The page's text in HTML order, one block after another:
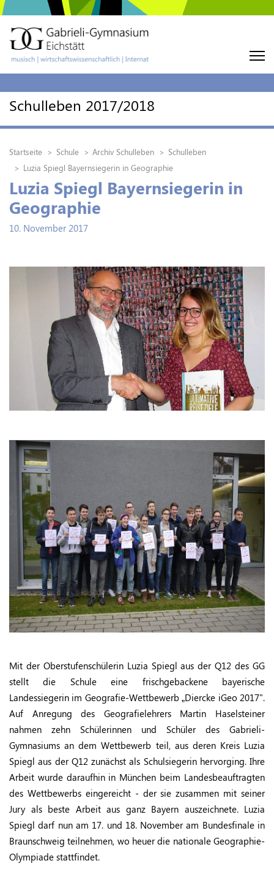
Schulleben 2017/2018
Startseite Schule Archiv Schulleben
Schulleben
Luzia Spiegl Bayernsiegerin in Geographie
Luzia Spiegl Bayernsiegerin in
Geographie
10. November 2017
Mit der Oberstufenschülerin Luzia Spiegl aus der Q12 des GG
stellt die Schule eine frischgebackene bayerische
Landessiegerin im Geografie-Wettbewerb „Diercke iGeo 2017".
Auf Anregung des Geografielehrers Martin Haselsteiner
nahmen zehn Schülerinnen und Schüler des Gabrieli-
Gymnasiums an dem Wettbewerb teil, aus deren Kreis Luzia
Spiegl aus der Q12 zunächst als Schulsiegerin hervorging. Ihre
Arbeit wurde daraufhin in München beim Landesbeauftragten
des Wettbewerbs eingereicht - der sie zusammen mit seiner
Jury als beste Arbeit aus ganz Bayern auszeichnete. Luzia
Spiegl darf nun am 17. und 18. November am Bundesfinale in
Braunschweig teilnehmen, wo heuer die nationale Geographie-
Olympiade stattfindet.